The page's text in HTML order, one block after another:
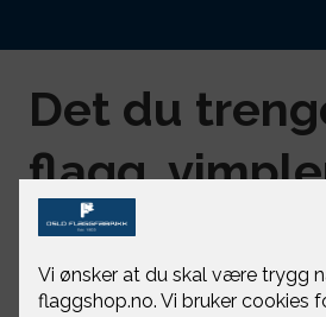
Det du
flagg,
tilbehør
Vi i Oslo Flaggfabrikk leverer det